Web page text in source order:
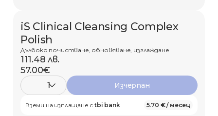
iS Clinical Cleansing Complex
Polish
Дълбоко почистване, обновяване, изглаждане
111.48 лв.
57.00€
1 Изчерпан
Вземи на изплащане сtbi bank 5.70 € / месец